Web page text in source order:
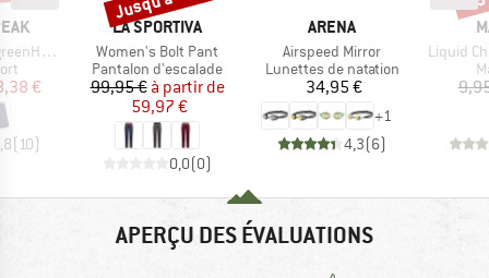
Skort
réduit
€
(10)
MARQUE
LA SPORTIVA
Article
Women's Bolt Pant
Product group
Pantalon d'escalade
Prix
99,95 € Prix réduit
à partir de
59,97 €
0,0(0)
MARQUE
ARENA
Article
Airspeed Mirror
Product group
Lunettes de natation
Prix
34,95 €
+1
4,3(6)
Article
Liquid
APERÇU DES ÉVALUATIONS